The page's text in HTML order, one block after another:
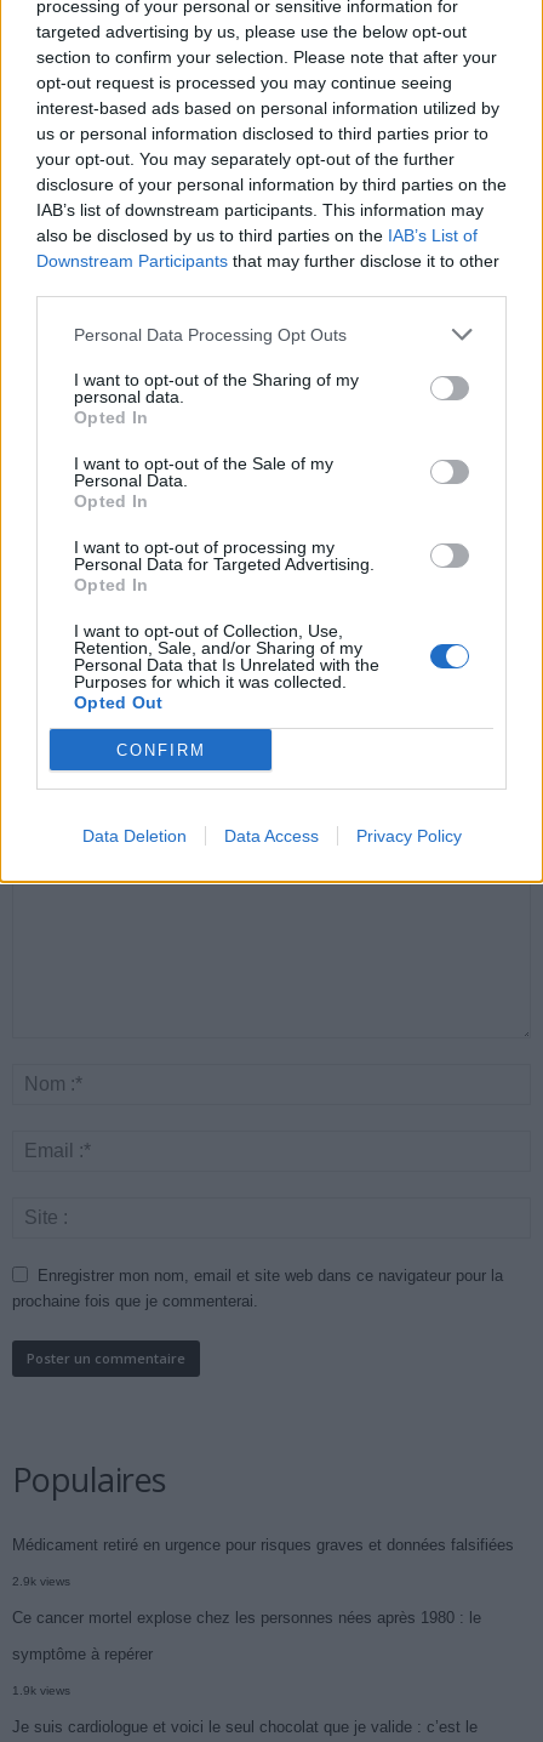
processing of your personal or sensitive information for
targeted advertising by us, please use the below opt-out
section to confirm your selection. Please note that after your
opt-out request is processed you may continue seeing
interest-based ads based on personal information utilized by
us or personal information disclosed to third parties prior to
your opt-out. You may separately opt-out of the further
disclosure of your personal information by third parties on the
IAB’s list of downstream participants. This information may
also be disclosed by us to third parties on the IAB’s List of
Downstream Participants that may further disclose it to other
Personal Data Processing Opt Outs
I want to opt-out of the Sharing of my
personal data.
Opted In
I want to opt-out of the Sale of my
Personal Data.
Opted In
I want to opt-out of processing my
Personal Data for Targeted Advertising.
Opted In
I want to opt-out of Collection, Use,
Retention, Sale, and/or Sharing of my
Personal Data that Is Unrelated with the
Purposes for which it was collected.
Opted Out
CONFIRM
Data Deletion Data Access Privacy Policy
Article précédent
Vélo électrique : un vrai
boost pour votre santé ou
un mythe ?
Article suivant
Pourquoi le temps semble
s’accélérer à mesure que
l’on vieillit
ARTICLES CONNEXES
Canicule : les conseils
essentiels des
cardiologues pour
éviter le danger
Santé
Éclipse du 12 août :
attention à la pénurie de
lunettes de sécurité
Un chewing-gum
révolutionnaire pour
Enregistrer mon nom, email et site web dans ce navigateur pour la
prochaine fois que je commenterai.
Populaires
Médicament retiré en urgence pour risques graves et données falsifiées
2.9k views
Ce cancer mortel explose chez les personnes nées après 1980 : le
symptôme à repérer
1.9k views
Je suis cardiologue et voici le seul chocolat que je valide : c’est le